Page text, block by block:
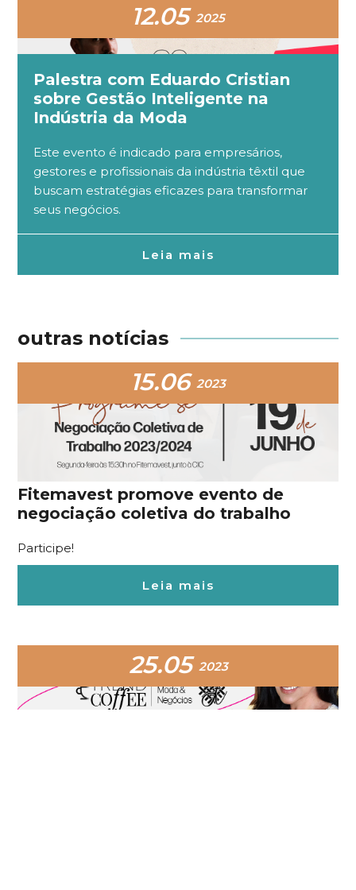
12.05 2025
Palestra com Eduardo Cristian
sobre Gestão Inteligente na
Indústria da Moda
Este evento é indicado para empresários,
gestores e profissionais da indústria têxtil que
buscam estratégias eficazes para transformar
seus negócios.
Leia mais
outras notícias
15.06 2023
Fitemavest promove evento de
negociação coletiva do trabalho
Participe!
Leia mais
25.05 2023